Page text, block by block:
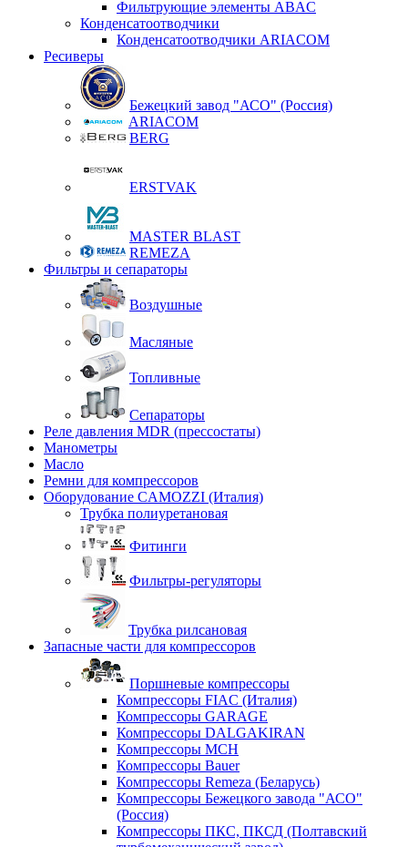
Фильтрующие элементы ABAC
Конденсатоотводчики
Конденсатоотводчики ARIACOM
Ресиверы
Бежецкий завод "АСО" (Россия)
ARIACOM
BERG
ERSTVAK
MASTER BLAST
REMEZA
Фильтры и сепараторы
Воздушные
Масляные
Топливные
Сепараторы
Реле давления MDR (прессостаты)
Манометры
Масло
Ремни для компрессоров
Оборудование CAMOZZI (Италия)
Трубка полиуретановая
Фитинги
Фильтры-регуляторы
Трубка рилсановая
Запасные части для компрессоров
Поршневые компрессоры
Компрессоры FIAC (Италия)
Компрессоры GARAGE
Компрессоры DALGAKIRAN
Компрессоры MCH
Компрессоры Bauer
Компрессоры Remeza (Беларусь)
Компрессоры Бежецкого завода "АСО"
(Россия)
Компрессоры ПКС, ПКСД (Полтавский